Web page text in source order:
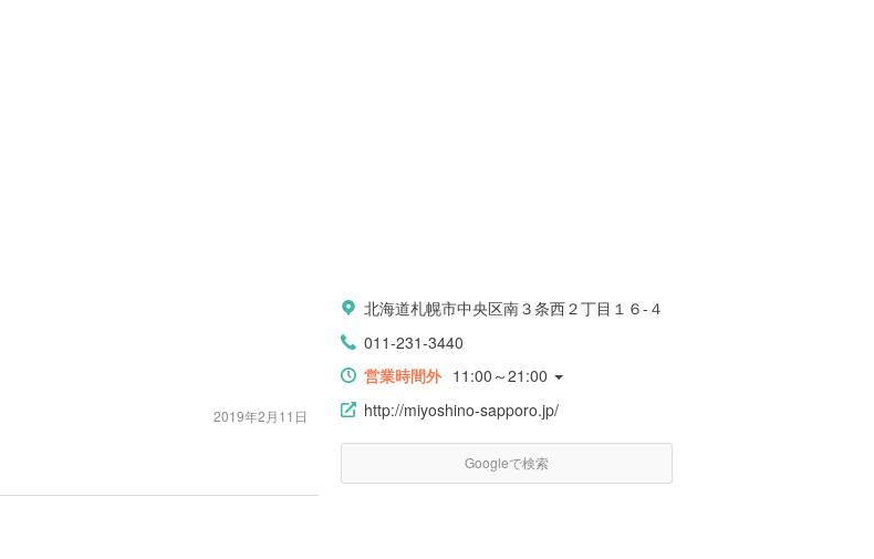
2019年2月11日
北海道札幌市中央区南３条西２丁目１６-４
011-231-3440
営業時間外 11:00～21:00
http://miyoshino-sapporo.jp/
Googleで検索